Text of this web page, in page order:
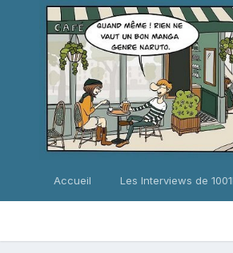
Accueil Les Interviews de